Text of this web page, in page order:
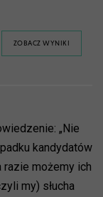
ZOBACZ WYNIKI
„Nie
kandydatów
możemy ich
my) słucha